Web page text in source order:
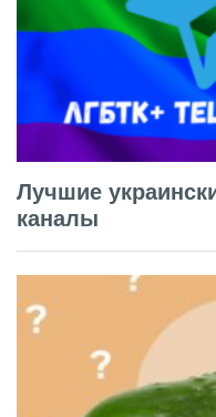
Лучшие
каналы